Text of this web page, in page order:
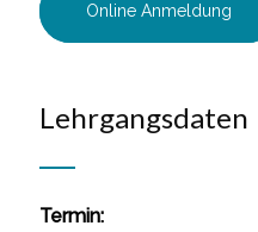
Online Anmeldung
Lehrgangsdaten
Termin: